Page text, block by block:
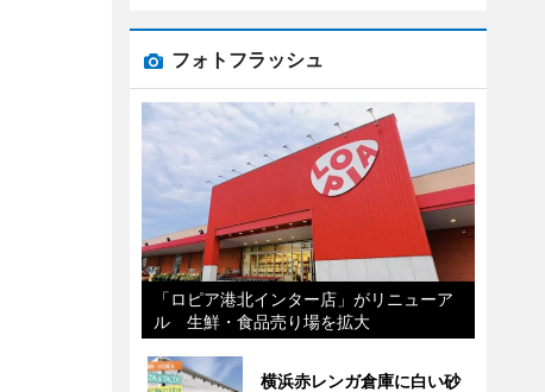
フォトフラッシュ
「ロピア港北インター店」がリニューア
ル 生鮮・食品売り場を拡大
横浜赤レンガ倉庫に白い砂